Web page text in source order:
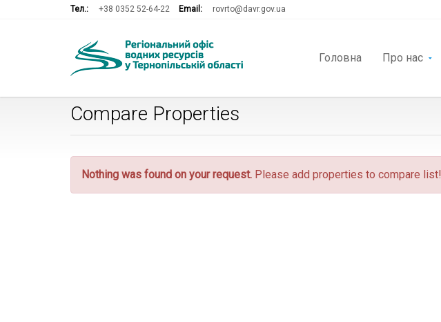
Тел.: +38 0352 52-64-22 Email: rovrto@davr.gov.ua
Головна Про нас
Compare Properties
Nothing was found on your request. Please add properties to compare list!